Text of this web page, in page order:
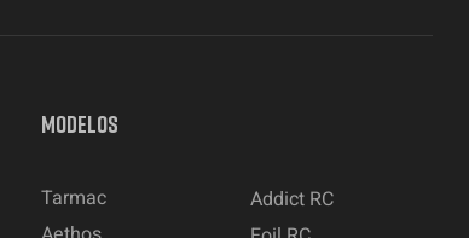
MODELOS
Tarmac
Addict RC